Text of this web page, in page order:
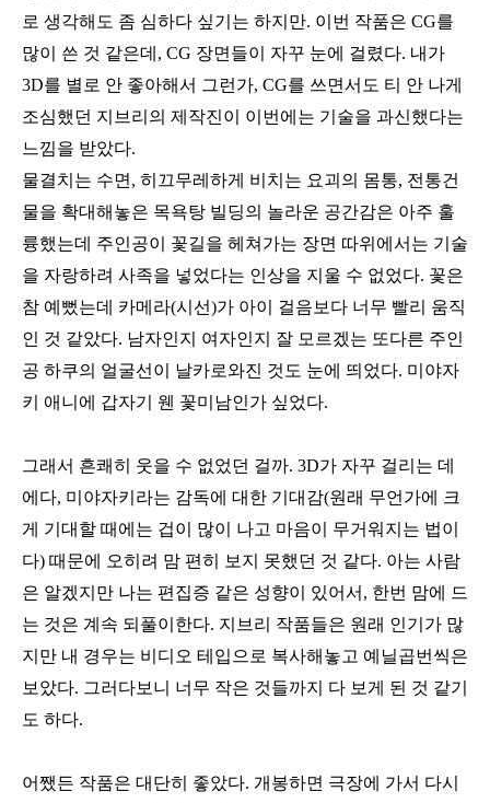
로 생각해도 좀 심하다 싶기는 하지만. 이번 작품은 CG를
많이 쓴 것 같은데, CG 장면들이 자꾸 눈에 걸렸다. 내가
3D를 별로 안 좋아해서 그런가, CG를 쓰면서도 티 안 나게
조심했던 지브리의 제작진이 이번에는 기술을 과신했다는
느낌을 받았다.
물결치는 수면, 히끄무레하게 비치는 요괴의 몸통, 전통건
물을 확대해놓은 목욕탕 빌딩의 놀라운 공간감은 아주 훌
륭했는데 주인공이 꽃길을 헤쳐가는 장면 따위에서는 기술
을 자랑하려 사족을 넣었다는 인상을 지울 수 없었다. 꽃은
참 예뻤는데 카메라(시선)가 아이 걸음보다 너무 빨리 움직
인 것 같았다. 남자인지 여자인지 잘 모르겠는 또다른 주인
공 하쿠의 얼굴선이 날카로와진 것도 눈에 띄었다. 미야자
키 애니에 갑자기 웬 꽃미남인가 싶었다.
그래서 흔쾌히 웃을 수 없었던 걸까. 3D가 자꾸 걸리는 데
에다, 미야자키라는 감독에 대한 기대감(원래 무언가에 크
게 기대할 때에는 겁이 많이 나고 마음이 무거워지는 법이
다) 때문에 오히려 맘 편히 보지 못했던 것 같다. 아는 사람
은 알겠지만 나는 편집증 같은 성향이 있어서, 한번 맘에 드
는 것은 계속 되풀이한다. 지브리 작품들은 원래 인기가 많
지만 내 경우는 비디오 테입으로 복사해놓고 예닐곱번씩은
보았다. 그러다보니 너무 작은 것들까지 다 보게 된 것 같기
도 하다.
어쨌든 작품은 대단히 좋았다. 개봉하면 극장에 가서 다시